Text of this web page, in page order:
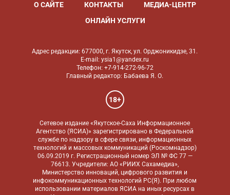
О САЙТЕ КОНТАКТЫ
МЕДИА-ЦЕНТР
ОНЛАЙН УСЛУГИ
Адрес редакции: 677000, г. Якутск, ул. Орджоникидзе, 31.
E-mail: ysia1@yandex.ru
Телефон: +7-914-272-96-72
Главный редактор: Бабаева Я. О.
18+
Сетевое издание «Якутское-Саха Информационное
Агентство (ЯСИА)» зарегистрировано в Федеральной
службе по надзору в сфере связи, информационных
технологий и массовых коммуникаций (Роскомнадзор)
06.09.2019 г. Регистрационный номер ЭЛ № ФС 77 —
76613. Учредители: АО «РИИХ Сахамедиа»,
Министерство инноваций, цифрового развития и
инфокоммуникационных технологий РС(Я). При любом
использовании материалов ЯСИА на иных ресурсах в